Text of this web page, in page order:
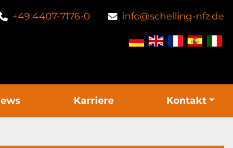
+49 4407-7176-0 info@schelling-nfz.de
News Karriere Kontakt